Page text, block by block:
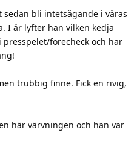
bli intetsägande i våras
I år lyfter han vilken kedja
forecheck och har
trubbig finne. Fick en rivig,
här värvningen och han var